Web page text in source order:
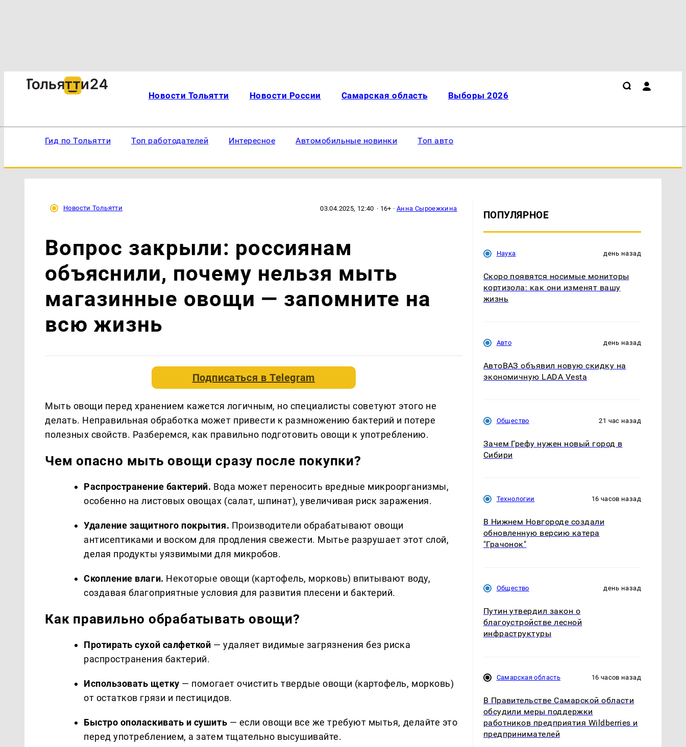
Новости Тольятти Новости России Самарская область Выборы 2026
Гид по Тольятти Топ работодателей Интересное Автомобильные новинки Топ авто
Новости Тольятти 03.04.2025, 12:40 · 16+ · Анна Сыроежкина
Вопрос закрыли: россиянам
объяснили, почему нельзя мыть
магазинные овощи — запомните на
всю жизнь
Подписаться вTelegram
Мыть овощи перед хранением кажется логичным, но специалисты советуют этого не
делать. Неправильная обработка может привести к размножению бактерий и потере
полезных свойств. Разберемся, как правильно подготовить овощи к употреблению.
Чем опасно мыть овощи сразу после покупки?
Распространение бактерий. Вода может переносить вредные микроорганизмы,
особенно на листовых овощах (салат, шпинат), увеличивая риск заражения.
Удаление защитного покрытия. Производители обрабатывают овощи
антисептиками и воском для продления свежести. Мытье разрушает этот слой,
делая продукты уязвимыми для микробов.
Скопление влаги. Некоторые овощи (картофель, морковь) впитывают воду,
создавая благоприятные условия для развития плесени и бактерий.
Как правильно обрабатывать овощи?
Протирать сухой салфеткой — удаляет видимые загрязнения без риска
распространения бактерий.
Использовать щетку — помогает очистить твердые овощи (картофель, морковь)
от остатков грязи и пестицидов.
Быстро ополаскивать и сушить — если овощи все же требуют мытья, делайте это
перед употреблением, а затем тщательно высушивайте.
ПОПУЛЯРНОЕ
Наука день назад
Скоро появятся носимые мониторы
кортизола: как они изменят вашу
жизнь
Авто день назад
АвтоВАЗ объявил новую скидку на
экономичную LADA Vesta
Общество 21 час назад
Зачем Грефу нужен новый город в
Сибири
Технологии 16 часов назад
В Нижнем Новгороде создали
обновленную версию катера
"Грачонок"
Общество день назад
Путин утвердил закон о
благоустройстве лесной
инфраструктуры
Самарская область 16 часов назад
В Правительстве Самарской области
обсудили меры поддержки
работников предприятия Wildberries и
предпринимателей